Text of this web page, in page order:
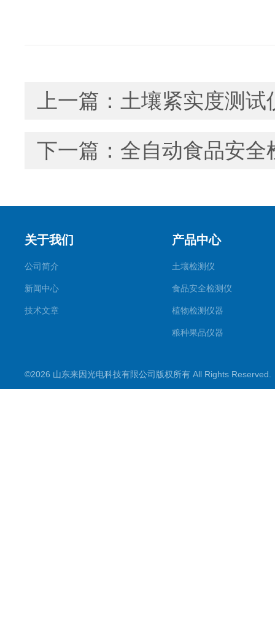
上一篇： 土壤紧实度测
下一篇： 全自动食品安全
关于我们
公司简介
新闻中心
技术文章
产品中心
土壤检测仪
食品安全检测仪
植物检测仪器
粮种果品仪器
水质检测仪
©2026 山东来因光电科技有限公司版权所有 All Rights